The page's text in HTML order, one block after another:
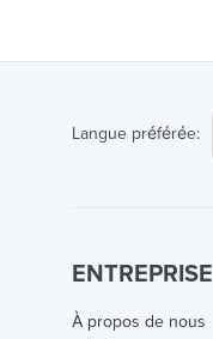
Langue préférée:
ENTREPRISE
À propos de nous